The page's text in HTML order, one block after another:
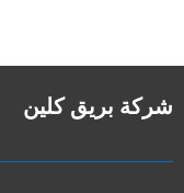
شركة بريق كلين